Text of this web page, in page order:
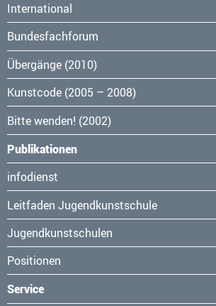
International
Bundesfachforum
Übergänge (2010)
Kunstcode (2005 – 2008)
Bitte wenden! (2002)
Publikationen
Navigation
überspringen
infodienst
Leitfaden Jugendkunstschule
Jugendkunstschulen
Positionen
Service